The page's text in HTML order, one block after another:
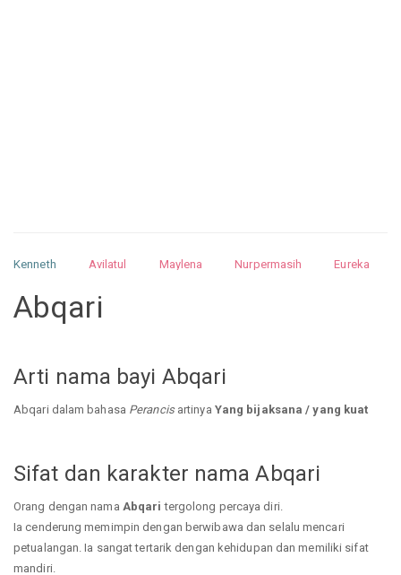
Kenneth Avilatul Maylena Nurpermasih
Eureka
Nurhilman
Pathin
Abqari
Arti nama bayi Abqari
Abqari dalam bahasa Perancisartinya Yang bijaksana / yang kuat
Sifat dan karakter nama Abqari
Orang dengan nama Abqari tergolong percaya diri.
Ia cenderung memimpin dengan berwibawa dan selalu mencari
petualangan. Ia sangat tertarik dengan kehidupan dan memiliki sifat
mandiri.